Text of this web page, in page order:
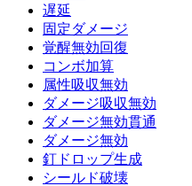
遅延
固定ダメージ
覚醒無効回復
コンボ加算
属性吸収無効
ダメージ吸収無効
ダメージ無効貫通
ダメージ無効
釘ドロップ生成
シールド破壊